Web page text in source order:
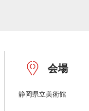
会場
静岡県立美術館